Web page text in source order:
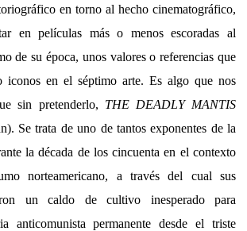
en torno al hecho cinematográfico,
en películas más o menos escoradas al
de su época, unos valores o referencias que
iconos en el séptimo arte. Es algo que nos
sin pretenderlo, THE DEADLY MANTIS
Se trata de uno de tantos exponentes de la
la década de los cincuenta en el contexto
norteamericano, a través del cual sus
un caldo de cultivo inesperado para
anticomunista permanente desde el triste